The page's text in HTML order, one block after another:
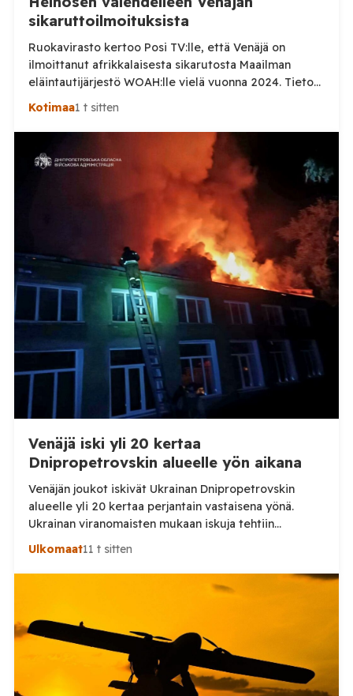
sikaruttoilmoituksista
Ruokavirasto kertoo Posi TV:lle, että Venäjä on
ilmoittanut afrikkalaisesta sikarutosta Maailman
eläintautijärjestö WOAH:lle vielä vuonna 2024. Tieto
haastaa kokoomuksen kansanedustaja Timo Heinosen
sikaruttoilmoituksista. Suomi on puolestaan
ilmoittanut tuoreesta Virolahden tapauksesta sekä
WOAH:n kautta että suoraan Venäjän
eläinlääkintäviranomaisille. Ruokavirasto kertoi Posi
TV:lle tarkempia tietoja Suomen ensimmäisestä
afrikkalaisen sikaruton tapauksesta sekä
eläintautitietojen vaihdosta […]
Kotimaa1 t sitten
Venäjä iski yli 20 kertaa
Dnipropetrovskin alueelle yön aikana
Venäjän joukot iskivät Ukrainan Dnipropetrovskin
alueelle yli 20 kertaa perjantain vastaisena yönä.
Ukrainan viranomaisten mukaan iskuja tehtiin
alueellisen sotilashallinnon johtaja Oleksandr Hanzha
kertoi perjantaiaamuna 7. elokuuta julkaisemassaan
hyökkäsivät yön aikana yli 20 kertaa viidelle alueelle.
Nikopolin alueella iskuja kohdistui Nikopolin
kaupunkiin sekä […]
Ulkomaat11 t sitten